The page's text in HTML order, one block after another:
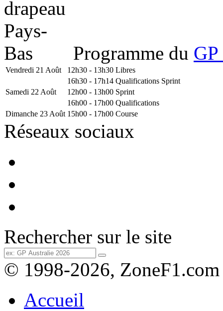
Programme du
Vendredi 21 Août 12h30 - 13h30 Libres
16h30 - 17h14 Qualifications Sprint
Samedi 22 Août
12h00 - 13h00 Sprint
16h00 - 17h00 Qualifications
Dimanche 23 Août 15h00 - 17h00 Course
Réseaux sociaux
Rechercher sur le site
© 1998-2026, ZoneF1.com
Accueil